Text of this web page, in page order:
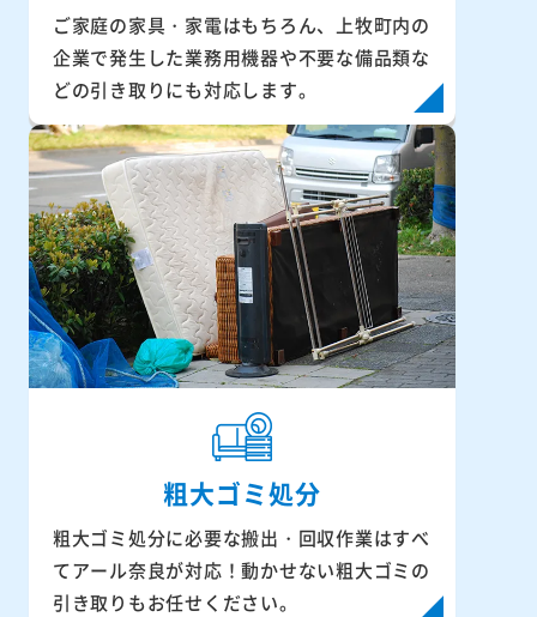
ご家庭の家具・家電はもちろん、上牧町内の
企業で発生した業務用機器や不要な備品類な
どの引き取りにも対応します。
粗大ゴミ処分
粗大ゴミ処分に必要な搬出・回収作業はすべ
てアール奈良が対応！動かせない粗大ゴミの
引き取りもお任せください。